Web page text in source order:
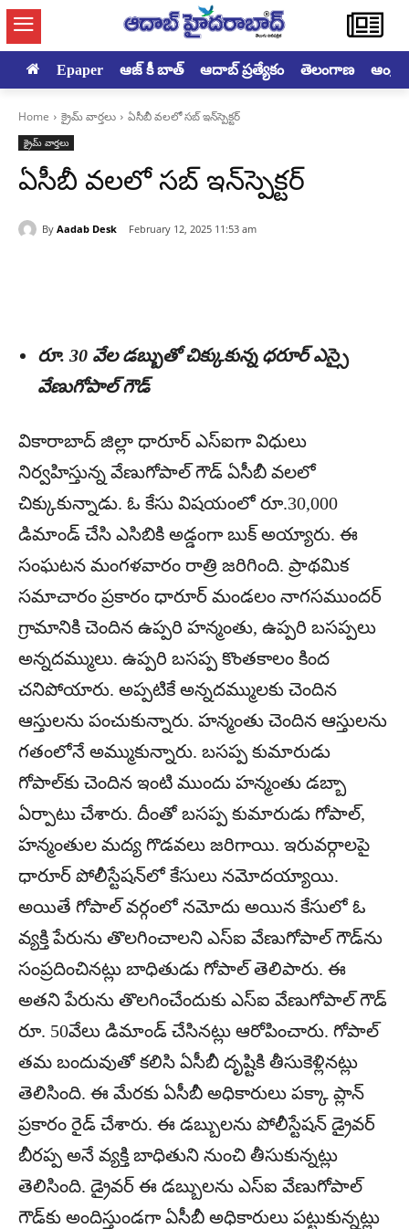
Epaper ఆజ్ కీ బాత్ ఆదాబ్ ప్రత్యేకం తెలంగాణ
Home క్రైమ్ వార్తలు ఏసీబీ వలలో సబ్ ఇన్‌స్పెక్ట‌ర్
క్రైమ్ వార్తలు
ఏసీబీ వలలో సబ్ ఇన్‌స్పెక్ట‌ర్
By Aadab Desk February 12, 2025 11:53 am
రూ. 30 వేల డబ్బుతో చిక్కుకున్న ధరూర్‌ ఎస్సై
వేణుగోపాల్‌ గౌడ్‌
వికారాబాద్‌ జిల్లా ధారూర్‌ ఎస్‌ఐగా విధులు
నిర్వహిస్తున్న వేణుగోపాల్‌ గౌడ్‌ ఏసీబీ వలలో
చిక్కుకున్నాడు. ఓ కేసు విషయంలో రూ.30,000
డిమాండ్‌ చేసి ఎసిబికి అడ్డంగా బుక్‌ అయ్యారు. ఈ
సంఘటన మంగళవారం రాత్రి జరిగింది. ప్రాథమిక
సమాచారం ప్రకారం ధారూర్‌ మండలం నాగసముందర్‌
గ్రామానికి చెందిన ఉప్పరి హన్మంతు, ఉప్పరి బసప్పలు
అన్నదమ్ములు. ఉప్పరి బసప్ప కొంతకాలం కింద
చనిపోయారు. అప్పటికే అన్నదమ్ములకు చెందిన
ఆస్తులను పంచుకున్నారు. హన్మంతు చెందిన ఆస్తులను
గతంలోనే అమ్ముకున్నారు. బసప్ప కుమారుడు
గోపాల్‌కు చెందిన ఇంటి ముందు హన్మంతు డబ్బా
ఏర్పాటు చేశారు. దీంతో బసప్ప కుమారుడు గోపాల్‌,
హన్మంతుల మద్య గొడవలు జరిగాయి. ఇరువర్గాలపై
ధారూర్‌ పోలీస్టేషన్‌లో కేసులు నమోదయ్యాయి.
అయితే గోపాల్‌ వర్గంలో నమోదు అయిన కేసులో ఓ
వ్యక్తి పేరును తొలగించాలని ఎస్‌ఐ వేణుగోపాల్‌ గౌడ్‌ను
సంప్రదించినట్లు బాధితుడు గోపాల్‌ తెలిపారు. ఈ
అతని పేరును తొలగించేందుకు ఎస్‌ఐ వేణుగోపాల్‌ గౌడ్‌
రూ. 50వేలు డిమాండ్‌ చేసినట్లు ఆరోపించారు. గోపాల్‌
తమ బందువుతో కలిసి ఏసీబీ దృష్టికి తీసుకెళ్లినట్లు
తెలిసింది. ఈ మేరకు ఏసీబీ అధికారులు పక్కా ప్లాన్‌
ప్రకారం రైడ్‌ చేశారు. ఈ డబ్బులను పోలీస్టేషన్‌ డ్రైవర్‌
బీరప్ప అనే వ్యక్తి బాధితుని నుంచి తీసుకున్నట్లు
తెలిసింది. డ్రైవర్‌ ఈ డబ్బులను ఎస్‌ఐ వేణుగోపాల్‌
గౌడ్‌కు అందిస్తుండగా ఏసీబీ అధికారులు పట్టుకున్నట్లు